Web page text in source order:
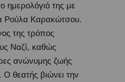
ημερολόγιό της με
Ρούλα Καρακώτσου.
της τρόπος
Ναζί, καθώς
ανώνυμης ζωής
θεατής βιώνει την